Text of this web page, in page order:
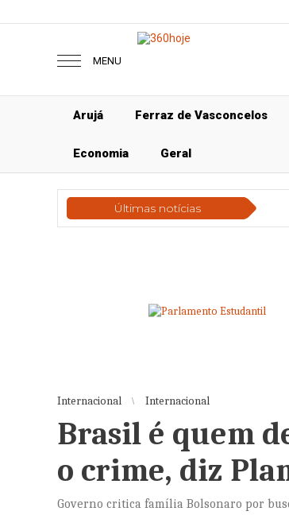
MENU
Arujá Ferraz de Vasconcelos
Economia Geral
Últimas notícias
Internacional Internacional
Brasil é quem
o crime, diz
Governo critica família Bolsonaro por